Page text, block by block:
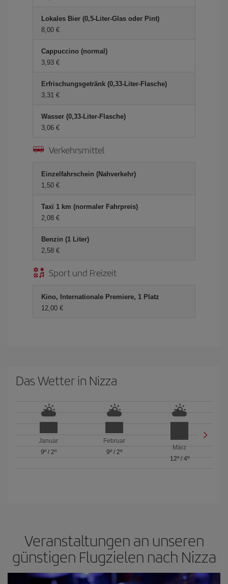
Lokales Bier (0,5-Liter-Glas oder Pint)
8,00 €
Cappuccino (normal)
3,93 €
Erfrischungsgetränk (0,33-Liter-Flasche)
3,31 €
Wasser (0,33-Liter-Flasche)
3,06 €
Verkehrsmittel
Einzelfahrschein (Nahverkehr)
1,50 €
Taxi 1 km (normaler Fahrpreis)
2,08 €
Benzin (1 Liter)
2,58 €
Sport und Freizeit
Kino, Internationale Premiere, 1 Platz
12,00 €
Das Wetter in Nizza
Januar
9º/ 2º
Februar
9º/ 2º
März
12º/ 4º
Veranstaltungen an unseren
günstigen Flugzielen nach Nizza